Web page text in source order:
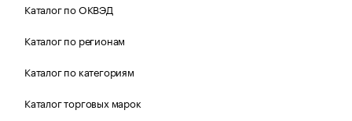
Каталог по ОКВЭД
Каталог по регионам
Каталог по категориям
Каталог торговых марок